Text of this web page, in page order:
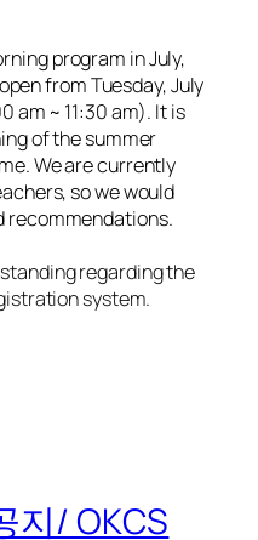
program in July,
from Tuesday, July
am ~ 11:30 am). It is
of the summer
We are currently
so we would
recommendations.
regarding the
system.
지/ OKCS